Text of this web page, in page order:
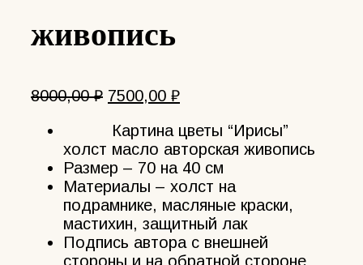
живопись
8000,00₽ Первоначальная
составляла
8000,00 ₽.
7500,00 ₽Текущая
7500,00 ₽.
Картина цветы “Ирисы”
холст масло авторская живопись
Размер – 70 на 40 см
Материалы – холст на
подрамнике, масляные краски,
мастихин, защитный лак
Подпись автора с внешней
стороны и на обратной стороне